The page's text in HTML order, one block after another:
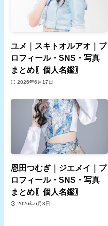
ユメ｜スキトオルアオ｜プ
ロフィール・SNS・写真
まとめ〖個人名鑑〗
2026年6月17日
恩田つむぎ｜ジエメイ｜プ
ロフィール・SNS・写真
まとめ〖個人名鑑〗
2026年6月3日